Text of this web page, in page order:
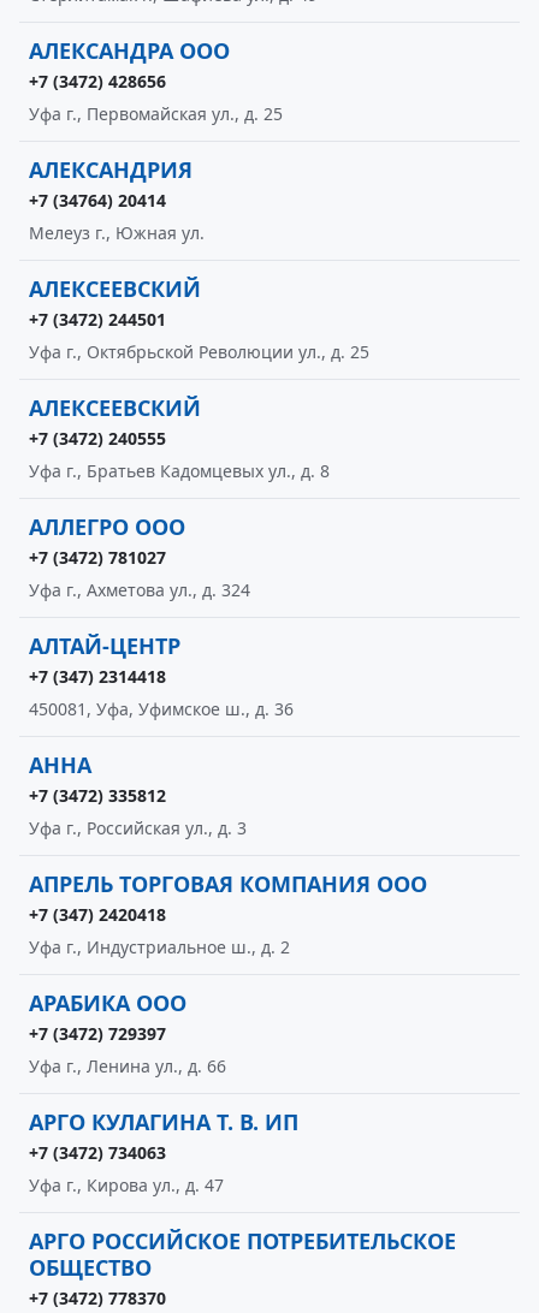
АЛЕКСАНДРА ООО
+7 (3472) 428656
Уфа г., Первомайская ул., д. 25
АЛЕКСАНДРИЯ
+7 (34764) 20414
Мелеуз г., Южная ул.
АЛЕКСЕЕВСКИЙ
+7 (3472) 244501
Уфа г., Октябрьской Революции ул., д. 25
АЛЕКСЕЕВСКИЙ
+7 (3472) 240555
Уфа г., Братьев Кадомцевых ул., д. 8
АЛЛЕГРО ООО
+7 (3472) 781027
Уфа г., Ахметова ул., д. 324
АЛТАЙ-ЦЕНТР
+7 (347) 2314418
450081, Уфа, Уфимское ш., д. 36
АННА
+7 (3472) 335812
Уфа г., Российская ул., д. 3
АПРЕЛЬ ТОРГОВАЯ КОМПАНИЯ ООО
+7 (347) 2420418
Уфа г., Индустриальное ш., д. 2
АРАБИКА ООО
+7 (3472) 729397
Уфа г., Ленина ул., д. 66
АРГО КУЛАГИНА Т. В. ИП
+7 (3472) 734063
Уфа г., Кирова ул., д. 47
АРГО РОССИЙСКОЕ ПОТРЕБИТЕЛЬСКОЕ
ОБЩЕСТВО
+7 (3472) 778370